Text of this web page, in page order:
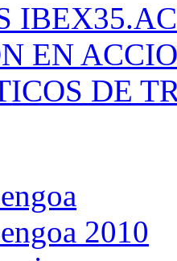
EN
DE
2010